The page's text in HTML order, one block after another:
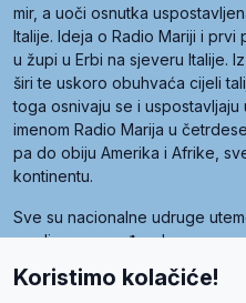
mir, a uoči osnutka
Italije. Ideja o Radio Mariji i prvi
u župi u Erbi na sjeveru Italije.
širi te uskoro obuhvaća cijeli
toga osnivaju se i
imenom Radio Marija u
pa do obiju Amerika i Afrike,
kontinentu.
Sve su nacionalne udruge
zemljama, a međusobna su
pod nazivom Svjetska obitelj
Radio Maria). Svjetsku obitelj
Koristimo kolačiće!